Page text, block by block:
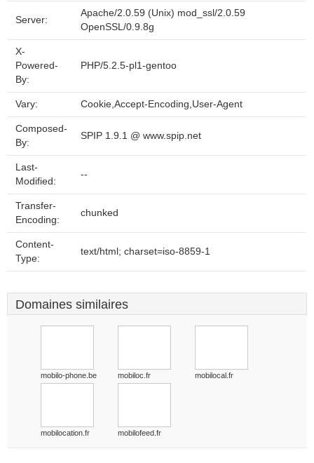
Server:
Apache/2.0.59 (Unix) mod_ssl/2.0.59
OpenSSL/0.9.8g
X-
Powered-
By:
PHP/5.2.5-pl1-gentoo
Vary: Cookie,Accept-Encoding,User-Agent
Composed-
By:
SPIP 1.9.1 @ www.spip.net
Last-
Modified:
--
Transfer-
Encoding:
chunked
Content-
Type:
text/html; charset=iso-8859-1
Domaines similaires
mobilo-phone.be mobiloc.fr mobilocal.fr
mobilocation.fr mobilofeed.fr